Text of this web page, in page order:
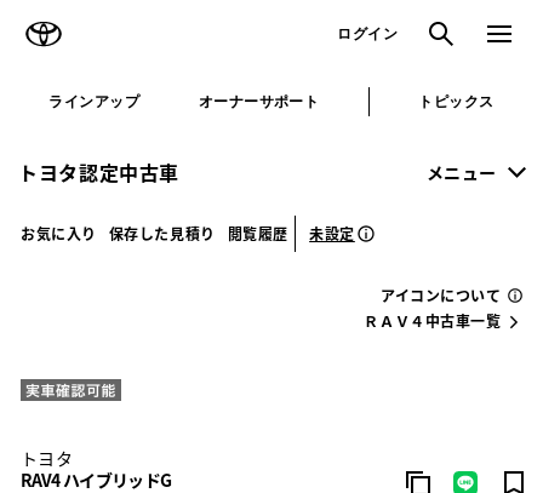
ログイン 検索 メニュ
ラインアップ オーナーサポート トピックス
トヨタ認定中古車 メニュー
お気に入り 保存した見積り 閲覧履歴 未設定
アイコンについて
ＲＡＶ４中古車一覧
トヨタ
RAV4 ハイブリッドG